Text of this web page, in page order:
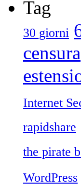
Tag
30 giorni
censura
Internet
rapidshare
the pirate
WordPress